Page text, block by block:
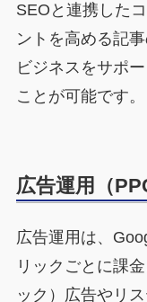
SEOと連携した
ントを高める記
ビジネスをサポ
ことが可能です。
広告運用（
広告運用は、
リックごとに課
ック）広告やリ